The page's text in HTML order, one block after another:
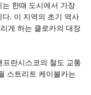
한때 도시에서 가장
. 이 지역의 초기 역사
게 하는 클로카의 대장
란시스코의 철도 교통
스트리트 케이블카는